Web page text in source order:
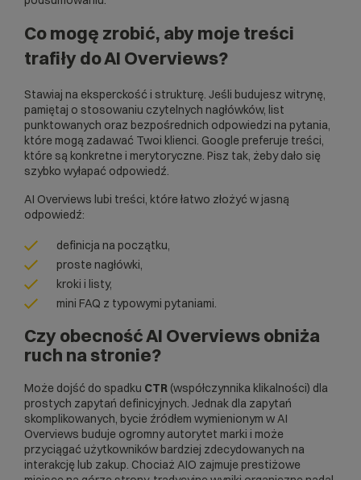
Co mogę zrobić, aby moje treści
trafiły do AI Overviews?
Stawiaj na eksperckość i strukturę. Jeśli budujesz witrynę,
pamiętaj o stosowaniu czytelnych nagłówków, list
punktowanych oraz bezpośrednich odpowiedzi na pytania,
które mogą zadawać Twoi klienci. Google preferuje treści,
które są konkretne i merytoryczne. Pisz tak, żeby dało się
szybko wyłapać odpowiedź.
AI Overviews lubi treści, które łatwo złożyć w jasną
odpowiedź:
definicja na początku,
proste nagłówki,
kroki i listy,
mini FAQ z typowymi pytaniami.
Czy obecność AI Overviews obniża
ruch na stronie?
Może dojść do spadku CTR (współczynnika klikalności) dla
prostych zapytań definicyjnych. Jednak dla zapytań
skomplikowanych, bycie źródłem wymienionym w AI
Overviews buduje ogromny autorytet marki i może
przyciągać użytkowników bardziej zdecydowanych na
interakcję lub zakup. Chociaż AIO zajmuje prestiżowe